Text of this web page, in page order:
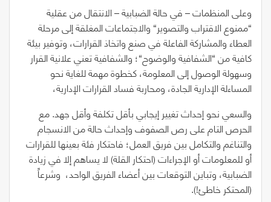
وعلى المنظمات – في حالة الضبابية – الانتقال من عقلية
“ممنوع الاقتراب والتصوير“والاجتماعات المغلقة إلى مرحلة
العطاء والمشاركة الفاعلة في صنع واتخاذ القرارات، وتوفير بيئة
كافية من“الشفافية والوضوح“؛ والشفافية تعني علانية القرار
وسهولة الوصول إلى المعلومة، كخطوة مهمة للغاية نحو
المساءلة الإدارية الجادة، ومحاربة فساد القرارات الإدارية،
والسعي نحو إحداث تغيير إيجابي بأقل تكلفة وأقل جهد. مع
الحرص التام على رص الصفوف وإحداث حالة من الانسجام
والتناغم والتكامل بين فريق العمل؛ فاحتكار فئة بعينها للقرارات
أو للمعلومات أو الإجراءات (احتكار القلة) لا يساهم إلا في زيادة
الضبابية، وتباين التوقعات بين أعضاء الفريق الواحد، وشرعاً
(المحتكر خاطئ!)
.